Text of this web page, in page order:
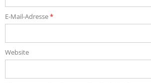
E-Mail-Adresse*
Website